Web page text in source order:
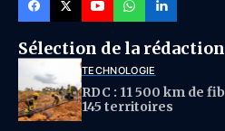
Sélection de la rédaction
TECHNOLOGIE
RDC : 11 500 km de
145 territoires